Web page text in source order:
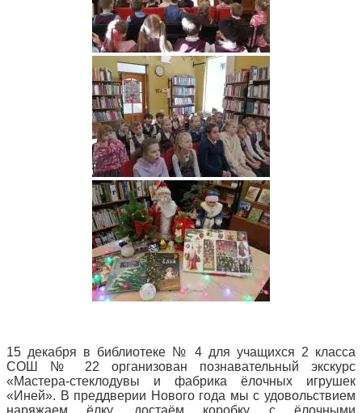
15 декабря в библиотеке № 4 для учащихся 2 класса
СОШ № 22 организован познавательный экскурс
«Мастера-стеклодувы и фабрика ёлочных игрушек
«Иней». В преддверии Нового года мы с удовольствием
наряжаем ёлку, достаём коробку с ёлочными